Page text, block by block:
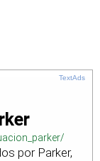
TextAds
por Parker,